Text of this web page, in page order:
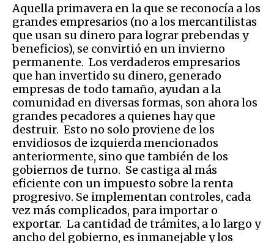
Aquella primavera en la que se reconocía a los
grandes empresarios (no a los mercantilistas
que usan su dinero para lograr prebendas y
beneficios), se convirtió en un invierno
permanente. Los verdaderos empresarios
que han invertido su dinero, generado
empresas de todo tamaño, ayudan a la
comunidad en diversas formas, son ahora los
grandes pecadores a quienes hay que
destruir. Esto no solo proviene de los
envidiosos de izquierda mencionados
anteriormente, sino que también de los
gobiernos de turno. Se castiga al más
eficiente con un impuesto sobre la renta
progresivo. Se implementan controles, cada
vez más complicados, para importar o
exportar. La cantidad de trámites, a lo largo y
ancho del gobierno, es inmanejable y los